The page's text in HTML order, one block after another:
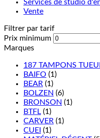
Services de studio
Vente
Filtrer par tarif
Prix minimum
Marques
187 TAMPONS
BAIFO (1)
BEAR (1)
BOLZEN (6)
BRONSON (1)
BTFL (1)
CARVER (1)
CUEI (1)